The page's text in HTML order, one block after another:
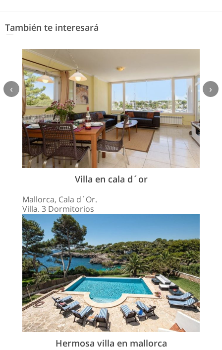
También te interesará
Villa en cala d´or
Mallorca, Cala d´Or.
Villa. 3 Dormitorios
Hermosa villa en mallorca
‹ ›